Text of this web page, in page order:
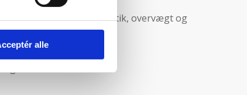
alle
men faktorer som genetik, overvægt og
mén.